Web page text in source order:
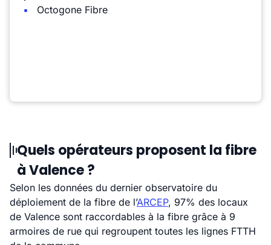
Octogone Fibre
Quels opérateurs proposent la fibre
à Valence ?
Selon les données du dernier observatoire du
déploiement de la fibre de l’ARCEP, 97% des locaux
de Valence sont raccordables à la fibre grâce à 9
armoires de rue qui regroupent toutes les lignes FTTH